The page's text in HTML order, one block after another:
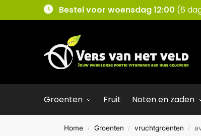
Bestel voor woensdag 12:00 (6
Groenten Fruit Noten en zaden
Home / Groenten / vruchtgroenten /